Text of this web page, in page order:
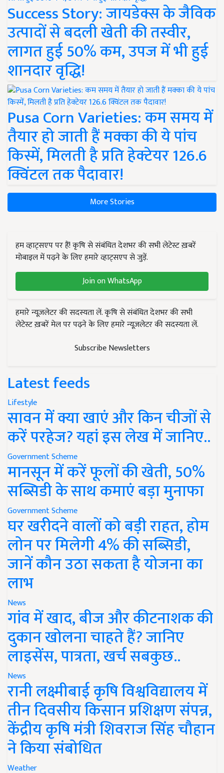
Success Story: जायडेक्स के जैविक
उत्पादों से बदली खेती की तस्वीर,
लागत हुई 50% कम, उपज में भी हुई
शानदार वृद्धि!
Pusa Corn Varieties: कम समय में
तैयार हो जाती हैं मक्का की ये पांच
किस्में, मिलती है प्रति हेक्टेयर 126.6
क्विंटल तक पैदावार!
More Stories
हम व्हाट्सएप पर हैं! कृषि से संबंधित देशभर की सभी लेटेस्ट ख़बरें
मोबाइल में पढ़ने के लिए हमारे व्हाट्सएप से जुड़ें.
Join on WhatsApp
हमारे न्यूज़लेटर की सदस्यता लें. कृषि से संबंधित देशभर की सभी
लेटेस्ट ख़बरें मेल पर पढ़ने के लिए हमारे न्यूज़लेटर की सदस्यता लें.
Subscribe Newsletters
Latest feeds
Lifestyle
सावन में क्या खाएं और किन चीजों से
करें परहेज? यहां इस लेख में जानिए..
Government Scheme
मानसून में करें फूलों की खेती, 50%
सब्सिडी के साथ कमाएं बड़ा मुनाफा
Government Scheme
घर खरीदने वालों को बड़ी राहत, होम
लोन पर मिलेगी 4% की सब्सिडी,
जानें कौन उठा सकता है योजना का
लाभ
News
गांव में खाद, बीज और कीटनाशक की
दुकान खोलना चाहते हैं? जानिए
लाइसेंस, पात्रता, खर्च सबकुछ..
News
रानी लक्ष्मीबाई कृषि विश्वविद्यालय में
तीन दिवसीय किसान प्रशिक्षण संपन्न,
केंद्रीय कृषि मंत्री शिवराज सिंह चौहान
ने किया संबोधित
Weather